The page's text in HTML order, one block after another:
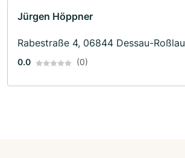
Jürgen Höppner
Rabestraße 4, 06844 Dessau-Roßlau
0.0 (0)